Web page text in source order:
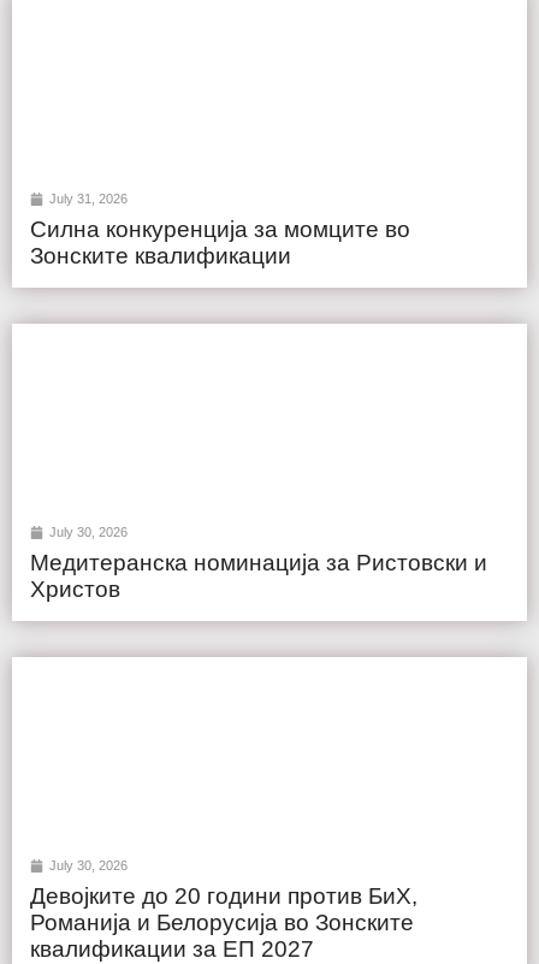
July 31, 2026
Силна конкуренција за момците во
Зонските квалификации
July 30, 2026
Медитеранска номинација за Ристовски и
Христов
July 30, 2026
Девојките до 20 години против БиХ,
Романија и Белорусија во Зонските
квалификации за ЕП 2027